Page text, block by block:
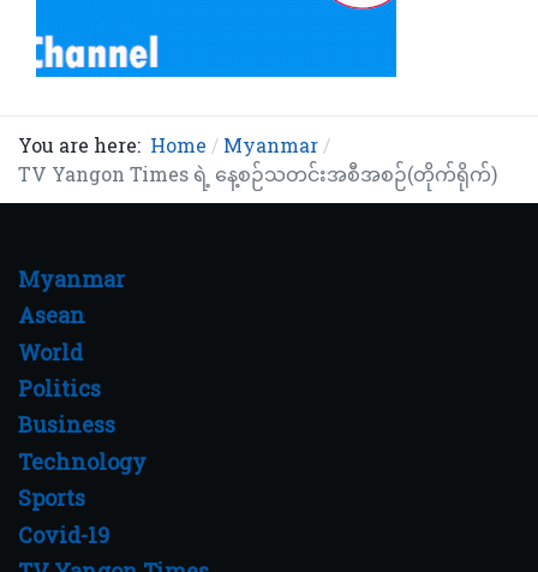
You are here: Home
Myanmar
TV Yangon Times ရဲ့ နေ့စဉ်သတင်းအစီအစဉ်(တိုက်ရိုက်)
Myanmar
Asean
World
Politics
Business
Technology
Sports
Covid-19